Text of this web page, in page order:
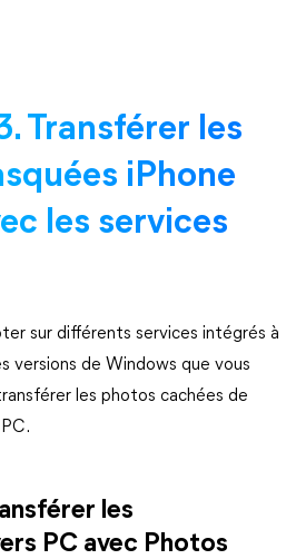
Transférer les
iPhone
les services
sur différents services intégrés à
versions de Windows que vous
les photos cachées de
les
PC avec Photos